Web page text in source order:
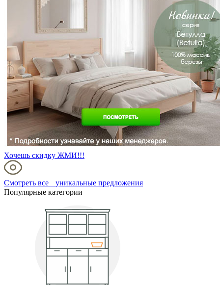
Хочешь скидку ЖМИ!!!
Смотреть все уникальные предложения
Популярные категории